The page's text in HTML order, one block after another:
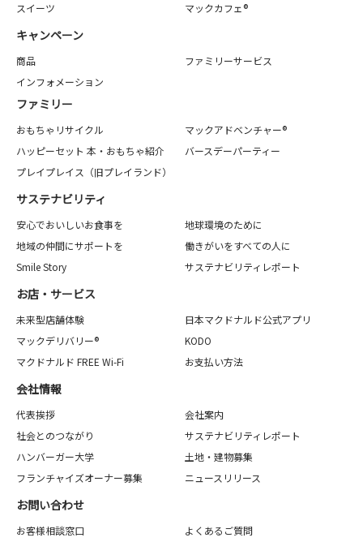
スイーツ
マックカフェ®
キャンペーン
商品
ファミリーサービス
インフォメーション
ファミリー
おもちゃリサイクル
マックアドベンチャー®
ハッピーセット 本・おもちゃ紹介
バースデーパーティー
プレイプレイス（旧プレイランド）
サステナビリティ
安心でおいしいお食事を
地球環境のために
地域の仲間にサポートを
働きがいをすべての人に
Smile Story
サステナビリティレポート
お店・サービス
未来型店舗体験
日本マクドナルド公式アプリ
マックデリバリー®
KODO
マクドナルド FREE Wi-Fi
お支払い方法
会社情報
代表挨拶
会社案内
社会とのつながり
サステナビリティレポート
ハンバーガー大学
土地・建物募集
フランチャイズオーナー募集
ニュースリリース
お問い合わせ
お客様相談窓口 よくあるご質問